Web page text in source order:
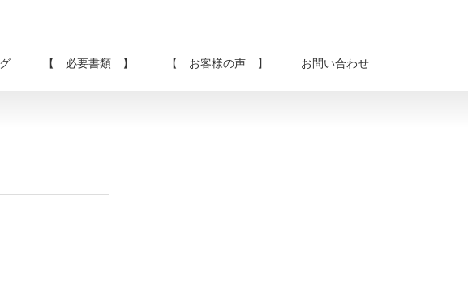
【 必要書類 】 【 お客様の声 】 お問い合わせ